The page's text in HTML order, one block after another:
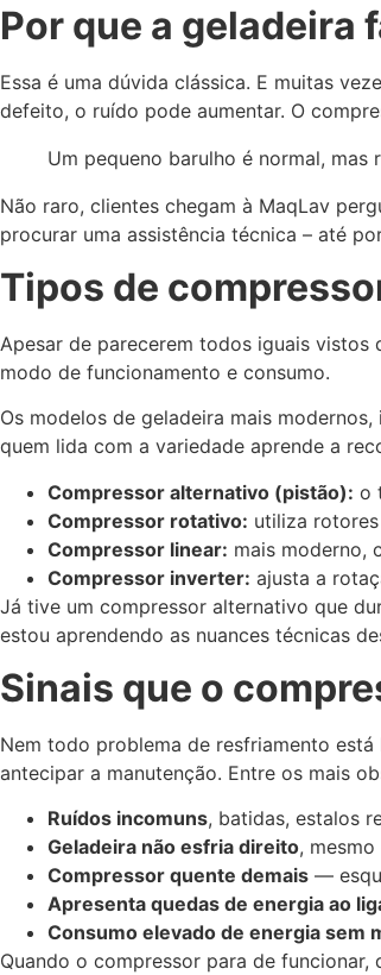
Por que a geladeira
Essa é uma dúvida clássica. E muitas
defeito, o ruído pode aumentar. O
Um pequeno barulho é normal, mas
Não raro, clientes chegam à MaqLav
procurar uma assistência técnica – até
Tipos de
Apesar de parecerem todos iguais
modo de funcionamento e consumo.
Os modelos de geladeira mais
quem lida com a variedade aprende a
Compressor alternativo (pistão): o
Compressor rotativo: utiliza
Compressor linear: mais moderno,
Compressor inverter: ajusta a
Já tive um compressor alternativo que
estou aprendendo as nuances técnicas
Sinais que o
Nem todo problema de resfriamento
antecipar a manutenção. Entre os mais
Ruídos incomuns, batidas, estalos
Geladeira não esfria direito,
Compressor quente demais —
Apresenta quedas de energia ao
Consumo elevado de energia sem
Quando o compressor para de